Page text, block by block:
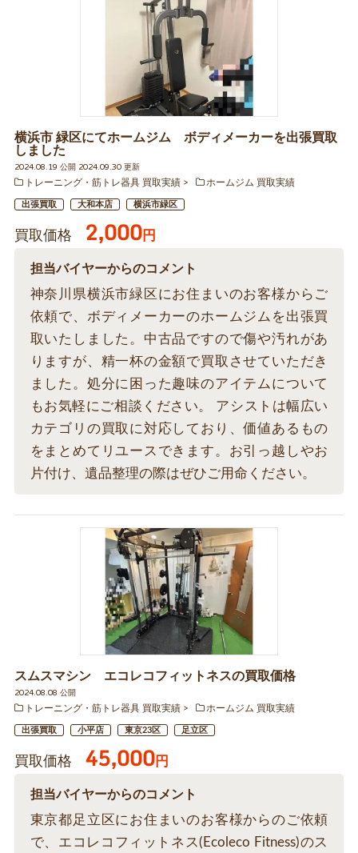
横浜市 緑区にてホームジム ボディメーカーを出張買取
しました
2024.08.19 公開 2024.09.30 更新
トレーニング・筋トレ器具 買取実績
ホームジム 買取実績
出張買取 大和本店 横浜市緑区
買取価格 2,000円
担当バイヤーからのコメント
神奈川県横浜市緑区にお住まいのお客様からご
依頼で、ボディメーカーのホームジムを出張買
取いたしました。中古品ですので傷や汚れがあ
りますが、精一杯の金額で買取させていただき
ました。処分に困った趣味のアイテムについて
もお気軽にご相談ください。 アシストは幅広い
カテゴリの買取に対応しており、価値あるもの
をまとめてリユースできます。お引っ越しやお
片付け、遺品整理の際はぜひご用命ください。
スムスマシン エコレコフィットネスの買取価格
2024.08.08 公開
トレーニング・筋トレ器具 買取実績
ホームジム 買取実績
出張買取 小平店 東京23区 足立区
買取価格 45,000円
担当バイヤーからのコメント
東京都足立区にお住まいのお客様からのご依頼
で、エコレコフィットネス(Ecoleco Fitness)のス